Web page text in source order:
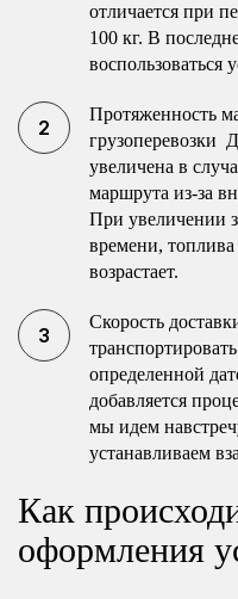
отличается при
100 кг. В
воспользоваться
Протяженность
грузоперевозки
увеличена в
маршрута из-за
При увеличении
времени,
возрастает.
Скорость
определенной
добавляется
мы идем
устанавливаем
Как
оформления